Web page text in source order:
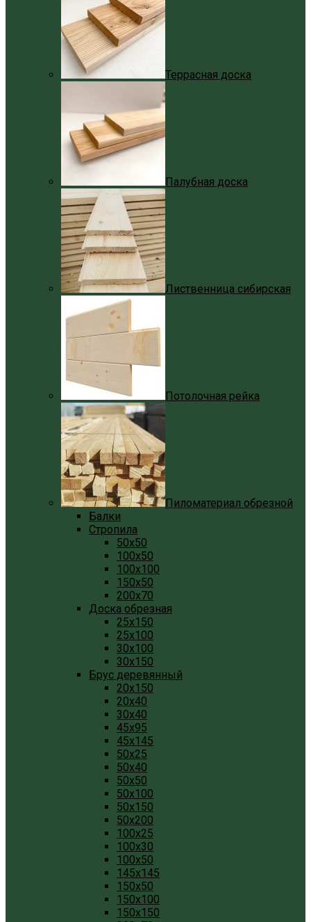
Террасная доска
Палубная доска
Лиственница сибирская
Потолочная рейка
Пиломатериал обрезной
Балки
Стропила
50x50
100x50
100x100
150x50
200x70
Доска обрезная
25x150
25x100
30x100
30x150
Брус деревянный
20x150
20x40
30x40
45x95
45x145
50x25
50x40
50x50
50x100
50x150
50x200
100x25
100x30
100x50
145x145
150x50
150x100
150x150